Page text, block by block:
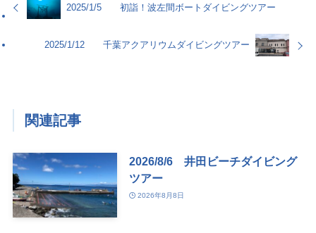
2025/1/5 初詣！波左間ボートダイビングツアー
2025/1/12 千葉アクアリウムダイビングツアー
関連記事
2026/8/6 井田ビーチダイビング
ツアー
2026年8月8日